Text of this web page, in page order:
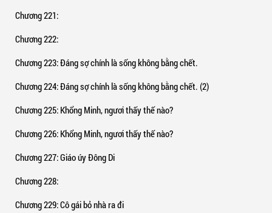
Chương 221:
Chương 222:
Chương 223: Đáng sợ chính là sống không bằng chết.
Chương 224: Đáng sợ chính là sống không bằng chết. (2)
Chương 225: Khổng Minh, ngươi thấy thế nào?
Chương 226: Khổng Minh, ngươi thấy thế nào?
Chương 227: Giáo úy Đông Di
Chương 228:
Chương 229: Cô gái bỏ nhà ra đi